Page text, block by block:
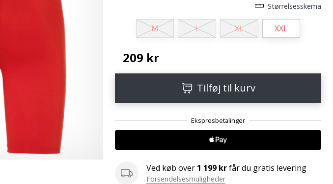
Størrelsesskema
M L XL XXL
209 kr
Tilføj til kurv
Ved køb over 1 199 krfår du gratis levering
Forsendelsesmuligheder